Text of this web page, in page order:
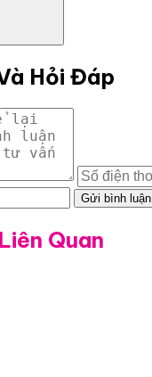
Hỏi Đáp
Gửi bình luận
Quan